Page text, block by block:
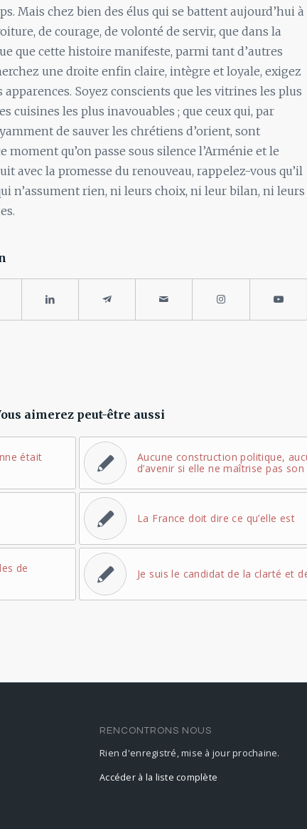
Mais chez bien des élus qui se battent aujourd’hui à
de courage, de volonté de servir, que dans la
que cette histoire manifeste, parmi tant d’autres
une droite enfin claire, intègre et loyale, exigez
Soyez conscients que les vitrines les plus
cuisines les plus inavouables ; que ceux qui, par
de sauver les chrétiens d’orient, sont
moment qu’on passe sous silence l’Arménie et le
avec la promesse du renouveau, rappelez-vous qu’il
n’assument rien, ni leurs choix, ni leur bilan, ni leurs
aimerez peut-être aussi
était
Aucune construction politique,
d’avenir si elle ne maîtrise pas
La France doit dire ce qu’elle est
de
Je suis le candidat de la clarté et
RENCONTRONS NOUS
Rien d'enregistré, mise à jour prochaine.
Accéder à la liste complète